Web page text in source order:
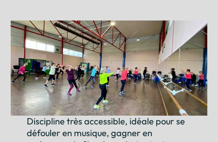
Discipline très accessible, idéale pour se
défouler en musique, gagner en